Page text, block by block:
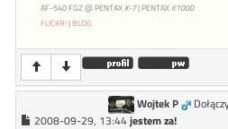
AF-540 FGZ @ PENTAX K-7| PENTAX K100D
FLICKR!|BLOG
Wojtek P
2008-09-29, 13:44 jestem za!